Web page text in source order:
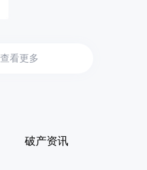
查看更多
破产资讯